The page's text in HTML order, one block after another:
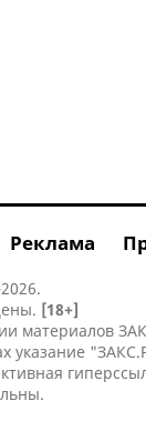
Реклама
[18+]
материалов
указание